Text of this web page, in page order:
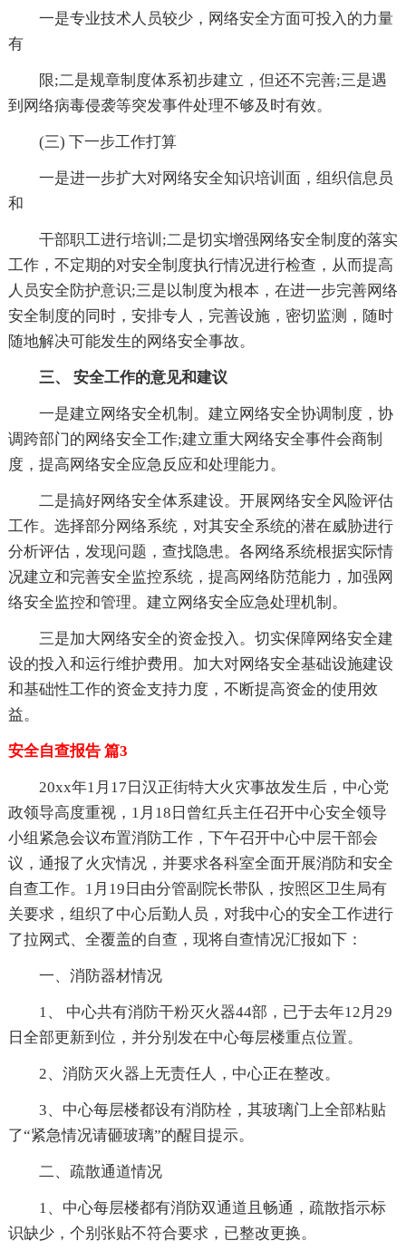
一是专业技术人员较少，网络安全方面可投入的力量
有
限;二是规章制度体系初步建立，但还不完善;三是遇
到网络病毒侵袭等突发事件处理不够及时有效。
(三) 下一步工作打算
一是进一步扩大对网络安全知识培训面，组织信息员
和
干部职工进行培训;二是切实增强网络安全制度的落实
工作，不定期的对安全制度执行情况进行检查，从而提高
人员安全防护意识;三是以制度为根本，在进一步完善网络
安全制度的同时，安排专人，完善设施，密切监测，随时
随地解决可能发生的网络安全事故。
三、 安全工作的意见和建议
一是建立网络安全机制。建立网络安全协调制度，协
调跨部门的网络安全工作;建立重大网络安全事件会商制
度，提高网络安全应急反应和处理能力。
二是搞好网络安全体系建设。开展网络安全风险评估
工作。选择部分网络系统，对其安全系统的潜在威胁进行
分析评估，发现问题，查找隐患。各网络系统根据实际情
况建立和完善安全监控系统，提高网络防范能力，加强网
络安全监控和管理。建立网络安全应急处理机制。
三是加大网络安全的资金投入。切实保障网络安全建
设的投入和运行维护费用。加大对网络安全基础设施建设
和基础性工作的资金支持力度，不断提高资金的使用效
益。
安全自查报告 篇3
20xx年1月17日汉正街特大火灾事故发生后，中心党
政领导高度重视，1月18日曾红兵主任召开中心安全领导
小组紧急会议布置消防工作，下午召开中心中层干部会
议，通报了火灾情况，并要求各科室全面开展消防和安全
自查工作。1月19日由分管副院长带队，按照区卫生局有
关要求，组织了中心后勤人员，对我中心的安全工作进行
了拉网式、全覆盖的自查，现将自查情况汇报如下：
一、消防器材情况
1、 中心共有消防干粉灭火器44部，已于去年12月29
日全部更新到位，并分别发在中心每层楼重点位置。
2、消防灭火器上无责任人，中心正在整改。
3、中心每层楼都设有消防栓，其玻璃门上全部粘贴
了“紧急情况请砸玻璃”的醒目提示。
二、疏散通道情况
1、中心每层楼都有消防双通道且畅通，疏散指示标
识缺少，个别张贴不符合要求，已整改更换。